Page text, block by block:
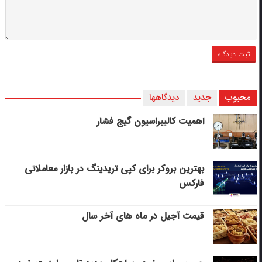
محبوب جدید دیدگاهها
اهمیت کالیبراسیون گیج فشار
بهترین بروکر برای کپی‌ تریدینگ در بازار معاملاتی
فارکس
قیمت آجیل در ماه های آخر سال